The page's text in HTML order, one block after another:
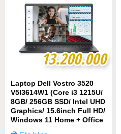
13.200.000
13.200.000
Laptop Dell Vostro 3520
V5I3614W1 (Core i3 1215U/
8GB/ 256GB SSD/ Intel UHD
Graphics/ 15.6inch Full HD/
Windows 11 Home + Office